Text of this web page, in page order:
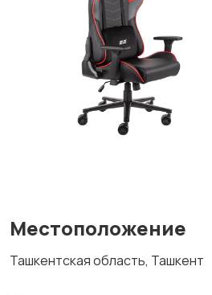
Местоположение
Ташкентская область, Ташкент